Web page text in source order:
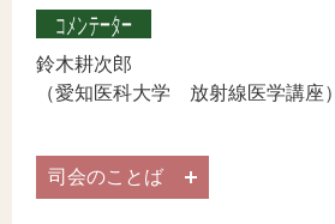
コメンテーター
鈴木耕次郎
（愛知医科大学 放射線医学講座）
司会のことば